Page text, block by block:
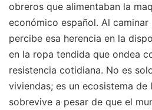
obreros que alimentaban la
económico español. Al caminar
percibe esa herencia en la
en la ropa tendida que ondea
resistencia cotidiana. No es
viviendas; es un ecosistema de
sobrevive a pesar de que el